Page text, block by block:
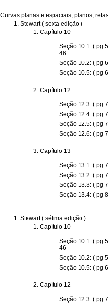
Curvas planas e espaciais, planos,
Stewart ( sexta edição )
Capítulo 10
Seção 10.1: ( pg
46
Seção 10.2: ( pg
Seção 10.5: ( pg
Capítulo 12
Seção 12.3: ( pg
Seção 12.4: ( pg
Seção 12.5: ( pg
Seção 12.6: ( pg
Capítulo 13
Seção 13.1: ( pg
Seção 13.2: ( pg
Seção 13.3: ( pg
Seção 13.4: ( pg
Stewart ( sétima edição )
Capítulo 10
Seção 10.1: ( pg
46
Seção 10.2: ( pg
Seção 10.5: ( pg
Capítulo 12
Seção 12.3: ( pg